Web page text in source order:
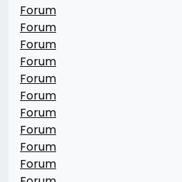
Forum
Forum
Forum
Forum
Forum
Forum
Forum
Forum
Forum
Forum